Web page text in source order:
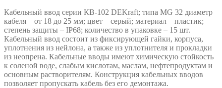
Кабельный ввод серии КВ-102 DEKraft; типа MG 32 диаметр
кабеля – от 18 до 25 мм; цвет – серый; материал – пластик;
степень защиты – IP68; количество в упаковке – 15 шт.
Кабельный ввод состоит из фиксирующей гайки, корпуса,
уплотнения из нейлона, а также из уплотнителя и прокладки
из неопрена. Кабельные вводы имеют химическую стойкость
к соленой воде, слабым кислотам, маслам, нефтепродуктам и
основным растворителям. Конструкция кабельных вводов
позволяет пропускать кабель без его демонтажа.